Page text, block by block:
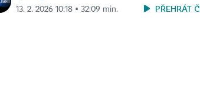
13. 2. 2026 10:18 ▪ 32:09 min. PŘEHRÁT